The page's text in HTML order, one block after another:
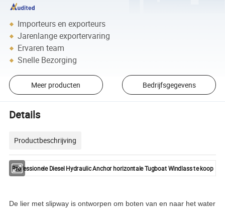
Importeurs en exporteurs
Jarenlange exportervaring
Ervaren team
Snelle Bezorging
Meer producten Bedrijfsgegevens
Details
Productbeschrijving
Professionele Diesel Hydraulic Anchor horizontale Tugboat Windlass te koop
De lier met slipway is ontworpen om boten van en naar het water